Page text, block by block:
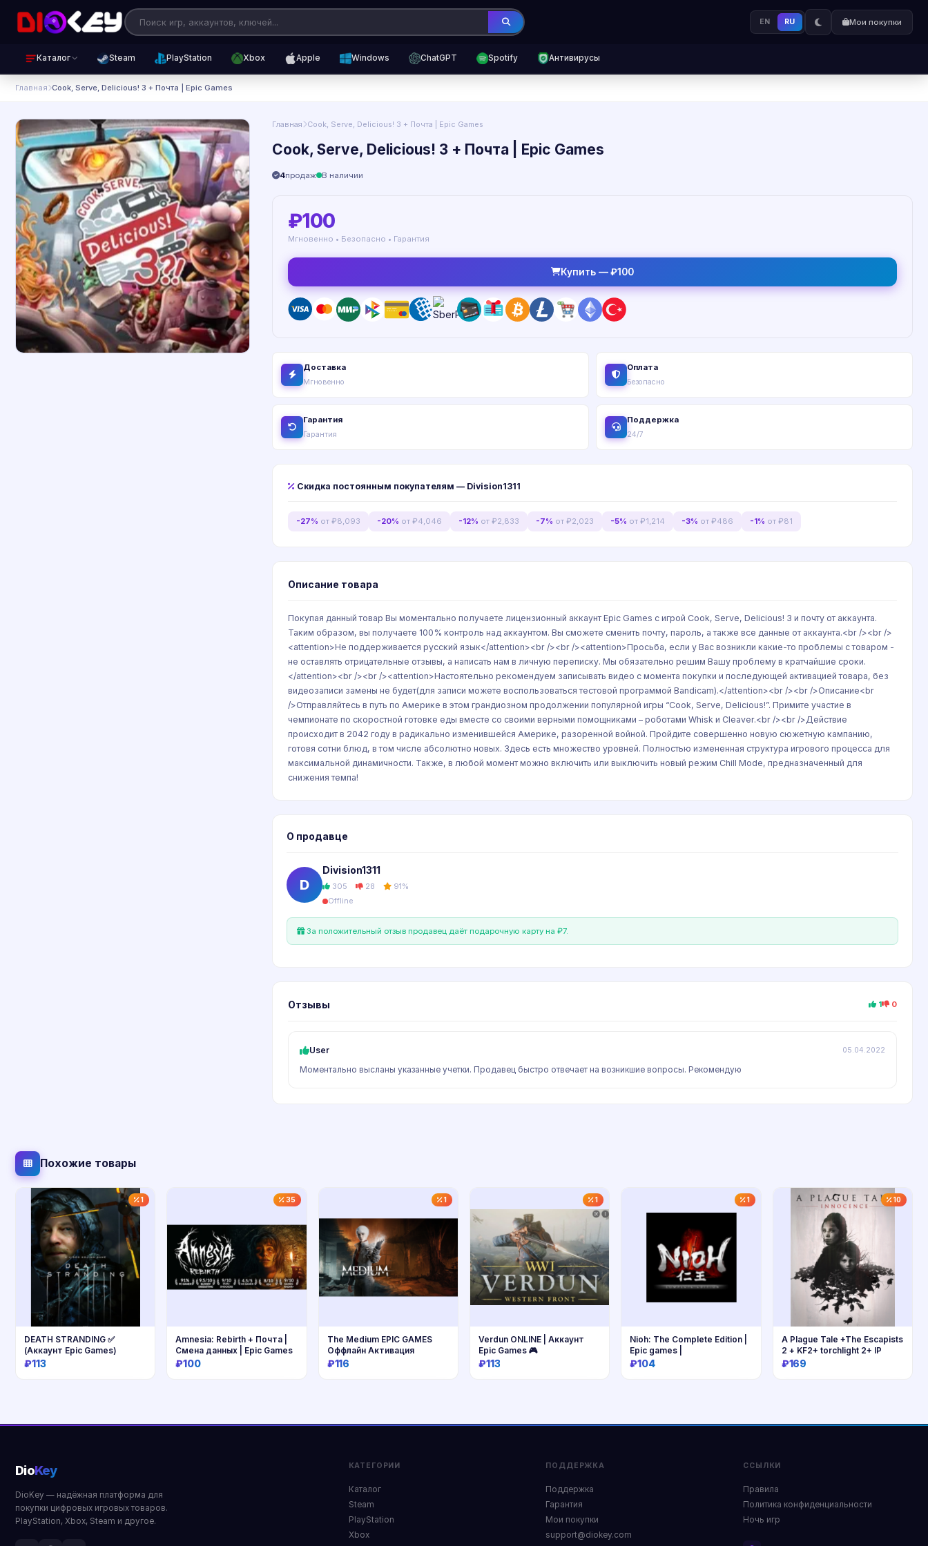
EN RU Мои покупки
Каталог Steam PlayStation Xbox Apple Windows ChatGPT Spotify Антивирусы
Главная Cook, Serve, Delicious! 3 + Почта | Epic Games
Главная Cook, Serve, Delicious! 3 + Почта | Epic Games
Cook, Serve, Delicious! 3 + Почта | Epic Games
4продаж В наличии
₽100
Мгновенно • Безопасно • Гарантия
Купить — ₽100
Доставка
Мгновенно
Оплата
Безопасно
Гарантия
Гарантия
Поддержка
24/7
Скидка постоянным покупателям — Division1311
-27% от ₽8,093 -20% от ₽4,046 -12% от ₽2,833 -7% от ₽2,023 -5% от ₽1,214 -3% от ₽486 -1% от ₽81
Описание товара
Покупая данный товар Вы моментально получаете лицензионный аккаунт Epic Games с игрой Cook, Serve, Delicious! 3 и почту от аккаунта.
Таким образом, вы получаете 100% контроль над аккаунтом. Вы сможете сменить почту, пароль, а также все данные от аккаунта.<br /><br />
<attention>Не поддерживается русский язык</attention><br /><br /><attention>Просьба, если у Вас возникли какие-то проблемы с товаром -
не оставлять отрицательные отзывы, а написать нам в личную переписку. Мы обязательно решим Вашу проблему в кратчайшие сроки.
</attention><br /><br /><attention>Настоятельно рекомендуем записывать видео с момента покупки и последующей активацией товара, без
видеозаписи замены не будет(для записи можете воспользоваться тестовой программой Bandicam).</attention><br /><br />Описание<br
/>Отправляйтесь в путь по Америке в этом грандиозном продолжении популярной игры “Cook, Serve, Delicious!”. Примите участие в
чемпионате по скоростной готовке еды вместе со своими верными помощниками – роботами Whisk и Cleaver.<br /><br />Действие
происходит в 2042 году в радикально изменившейся Америке, разоренной войной. Пройдите совершенно новую сюжетную кампанию,
готовя сотни блюд, в том числе абсолютно новых. Здесь есть множество уровней. Полностью измененная структура игрового процесса для
максимальной динамичности. Также, в любой момент можно включить или выключить новый режим Chill Mode, предназначенный для
снижения темпа!
О продавце
D
Division1311
305 28 91%
Offline
За положительный отзыв продавец даёт подарочную карту на ₽7.
Отзывы 1 0
User 05.04.2022
Моментально высланы указанные учетки. Продавец быстро отвечает на возникшие вопросы. Рекомендую
Похожие товары
1
DEATH STRANDING ✅
(Аккаунт Epic Games)
₽113
35
Amnesia: Rebirth + Почта |
Смена данных | Epic Games
₽100
1
The Medium EPIC GAMES
Оффлайн Активация
₽116
1
Verdun ONLINE | Аккаунт
Epic Games 🎮
₽113
1
Nioh: The Complete Edition |
Epic games |
₽104
10
A Plague Tale +The Escapists
2 + KF2+ torchlight 2+ lP
₽169
DioKey
DioKey — надёжная платформа для
покупки цифровых игровых товаров.
PlayStation, Xbox, Steam и другое.
КАТЕГОРИИ
Каталог
Steam
PlayStation
Xbox
ПОДДЕРЖКА
Поддержка
Гарантия
Мои покупки
support@diokey.com
ССЫЛКИ
Правила
Политика конфиденциальности
Ночь игр